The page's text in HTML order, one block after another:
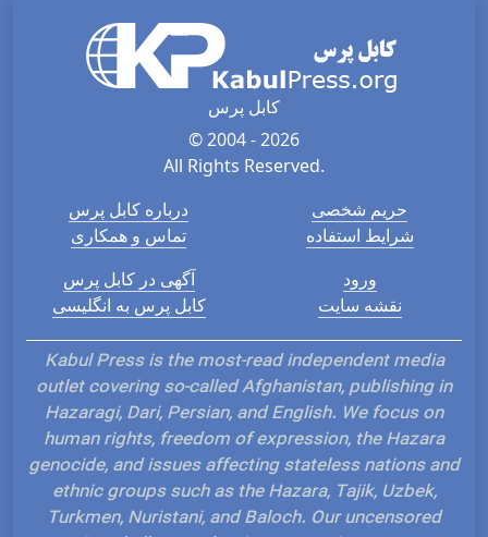
کابل پرس
© 2004 - 2026
All Rights Reserved.
درباره کابل پرس
تماس و همکاری
حریم شخصی
شرایط استفاده
آگهی در کابل پرس
کابل پرس به انگلیسی
ورود
نقشه سایت
Kabul Press is the most-read independent media
outlet covering so-called Afghanistan, publishing in
Hazaragi, Dari, Persian, and English. We focus on
human rights, freedom of expression, the Hazara
genocide, and issues affecting stateless nations and
ethnic groups such as the Hazara, Tajik, Uzbek,
Turkmen, Nuristani, and Baloch. Our uncensored